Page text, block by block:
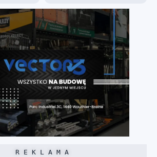
R E K L A M A